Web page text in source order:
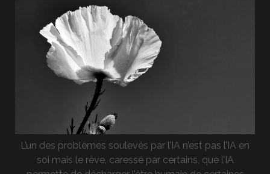
L’un des problèmes soulevés par l’IA n’est pas l’IA en
soi mais le rêve, caressé par certains, que l’IA